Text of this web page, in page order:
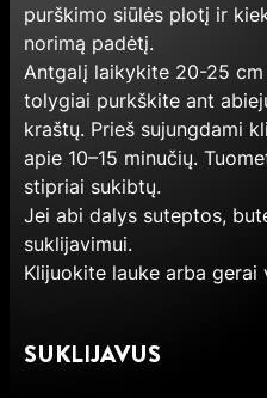
purškimo siūlės plotį ir
norimą padėtį.
Antgalį laikykite 20-25
tolygiai purkškite ant
kraštų. Prieš sujungdami
apie 10–15 minučių.
stipriai sukibtų.
Jei abi dalys suteptos,
suklijavimui.
Klijuokite lauke arba
SUKLIJAVUS